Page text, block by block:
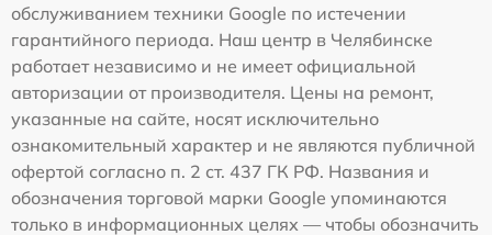
обслуживанием техники Google по истечении
гарантийного периода. Наш центр в Челябинске
работает независимо и не имеет официальной
авторизации от производителя. Цены на ремонт,
указанные на сайте, носят исключительно
ознакомительный характер и не являются публичной
офертой согласно п. 2 ст. 437 ГК РФ. Названия и
обозначения торговой марки Google упоминаются
только в информационных целях — чтобы обозначить